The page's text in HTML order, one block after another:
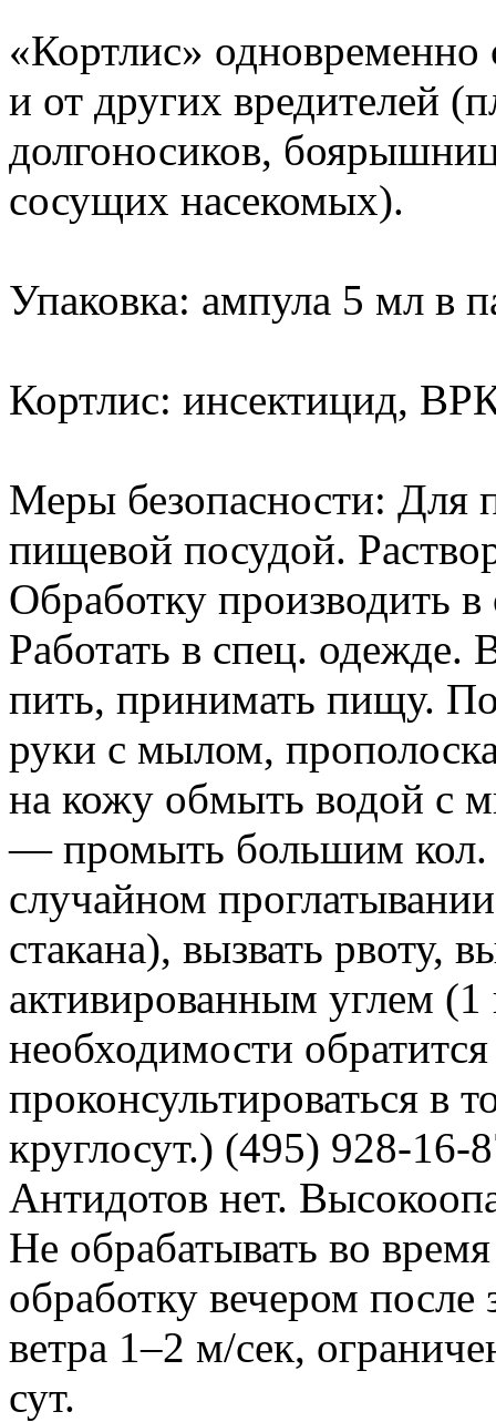
«Кортлис» одновременно
и от других вредителей
долгоносиков,
сосущих насекомых).
Упаковка: ампула 5 мл в
Кортлис: инсектицид,
Меры безопасности: Для
пищевой посудой.
Обработку производить
Работать в спец. одежде.
пить, принимать пищу.
руки с мылом,
на кожу обмыть водой с
— промыть большим кол.
случайном
стакана), вызвать рвоту,
активированным углем (1
необходимости
проконсультироваться в
круглосут.) (495) 928-16-
Антидотов нет.
Не обрабатывать во
обработку вечером после
ветра 1–2 м/сек,
сут.